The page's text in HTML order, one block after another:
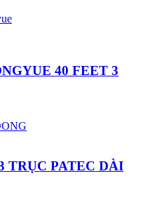
40 FEET 3
TRỤC PATEC DÀI